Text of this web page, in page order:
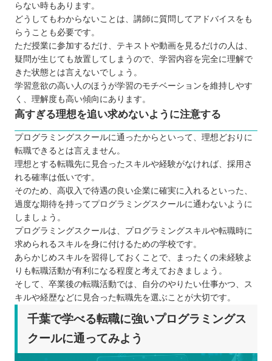
らない時もあります。
どうしてもわからないことは、講師に質問してアドバイスをも
らうことも必要です。
ただ授業に参加するだけ、テキストや動画を見るだけの人は、
疑問が生じても放置してしまうので、学習内容を完全に理解で
きた状態とは言えないでしょう。
学習意欲の高い人のほうが学習のモチベーションを維持しやす
く、理解度も高い傾向にあります。
高すぎる理想を追い求めないように注意する
プログラミングスクールに通ったからといって、理想どおりに
転職できるとは言えません。
理想とする転職先に見合ったスキルや経験がなければ、採用さ
れる確率は低いです。
そのため、高収入で待遇の良い企業に確実に入れるといった、
過度な期待を持ってプログラミングスクールに通わないように
しましょう。
プログラミングスクールは、プログラミングスキルや転職時に
求められるスキルを身に付けるための学校です。
あらかじめスキルを習得しておくことで、まったくの未経験よ
りも転職活動が有利になる程度と考えておきましょう。
そして、卒業後の転職活動では、自分のやりたい仕事かつ、ス
キルや経歴などに見合った転職先を選ぶことが大切です。
千葉で学べる転職に強いプログラミングス
クールに通ってみよう